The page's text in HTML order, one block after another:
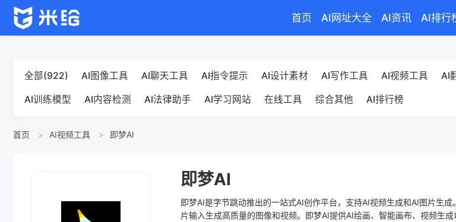
首页 AI网址大全 AI资讯 AI排行
全部(922) AI图像工具 AI聊天工具 AI指令提示 AI设计素材 AI写作工具 AI视频工具 AI
AI训练模型 AI内容检测 AI法律助手 AI学习网站 在线工具 综合其他 AI排行榜
首页 AI视频工具 即梦AI
即梦AI
即梦AI是字节跳动推出的一站式AI创作平台，支持AI视频生成和AI图片生
片输入生成高质量的图像和视频。即梦AI提供AI绘画、智能画布、视频生